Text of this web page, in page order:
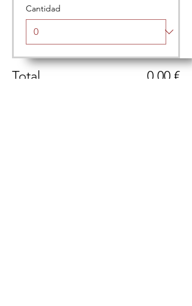
Cantidad
Total 0,00 €